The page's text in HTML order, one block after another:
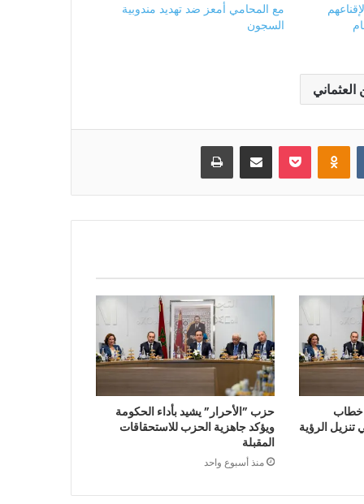
مع المحامي أمعز ضد تهديد مندوبية
السجون
Odnoklassniki
بوكيت مشاركة عبر البريد طباعة
خطاب
الرؤية
حزب ”الأحرار” يشيد بأداء الحكومة
ويؤكد جاهزية الحزب للاستحقاقات
المقبلة
منذ أسبوع واحد